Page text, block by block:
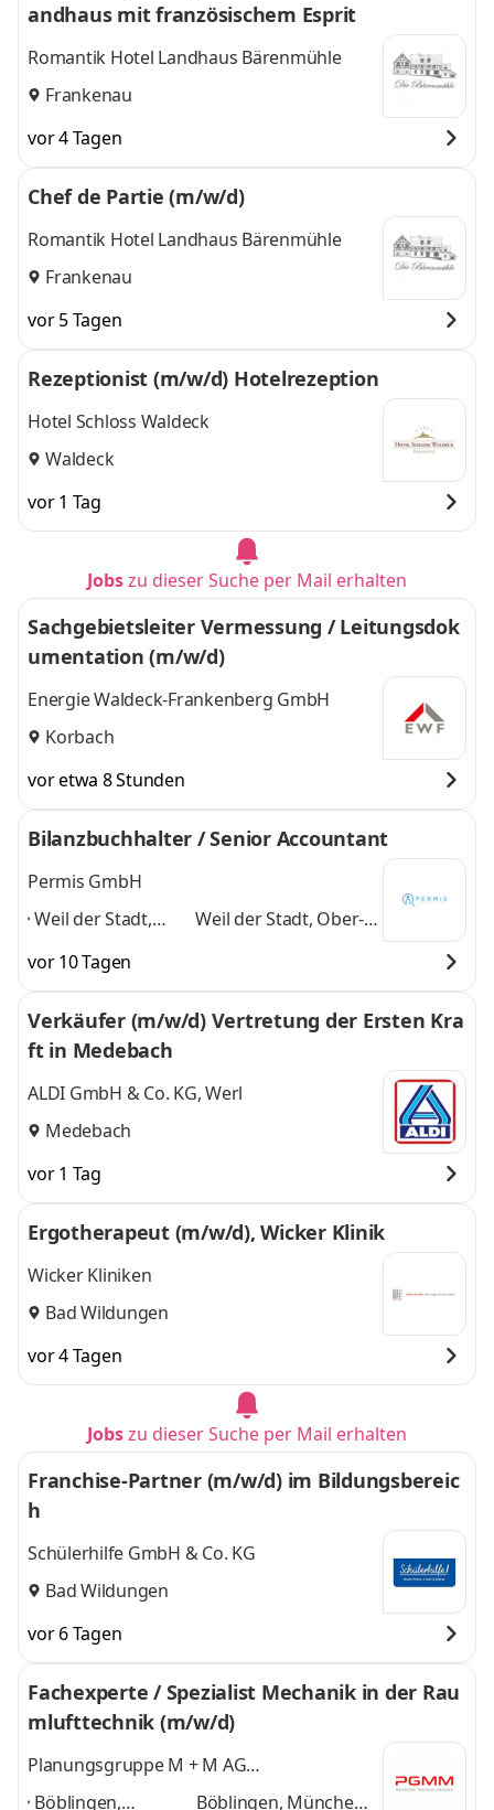
andhaus mit französischem Esprit
Romantik Hotel Landhaus Bärenmühle
Frankenau
vor 4 Tagen
Chef de Partie (m/w/d)
Romantik Hotel Landhaus Bärenmühle
Frankenau
vor 5 Tagen
Rezeptionist (m/w/d) Hotelrezeption
Hotel Schloss Waldeck
Waldeck
vor 1 Tag
Jobszu dieser Suche per Mail erhalten
Sachgebietsleiter Vermessung / Leitungsdok
umentation (m/w/d)
Energie Waldeck-Frankenberg GmbH
Korbach
vor etwa 8 Stunden
Bilanzbuchhalter / Senior Accountant
Permis GmbH
Weil der Stadt,
Moos, Saarlouis,
Wiesbaden,
Tuttlingen,
Korbach,
Weil der Stadt, Ober-
Tuttlingen, Korbach,
Dürmentingenund 6
vor 10 Tagen
Verkäufer (m/w/d) Vertretung der Ersten Kra
ft in Medebach
ALDI GmbH & Co. KG, Werl
Medebach
vor 1 Tag
Ergotherapeut (m/w/d), Wicker Klinik
Wicker Kliniken
Bad Wildungen
vor 4 Tagen
Jobszu dieser Suche per Mail erhalten
Franchise-Partner (m/w/d) im Bildungsbereic
h
Schülerhilfe GmbH & Co. KG
Bad Wildungen
vor 6 Tagen
Fachexperte / Spezialist Mechanik in der Rau
mlufttechnik (m/w/d)
Planungsgruppe M + M AG
Ingenieurgesellschaft für Gebäudetechnik
Böblingen, Böblingen, München,